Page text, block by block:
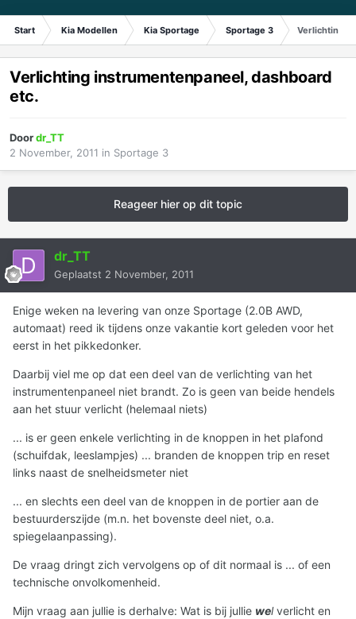
Start Kia Modellen Kia Sportage Sportage 3 Verlichting
Verlichting instrumentenpaneel, dashboard
etc.
Doordr_TT
2 November, 2011 in Sportage 3
Reageer hier op dit topic
dr_TT
Geplaatst 2 November, 2011
Enige weken na levering van onze Sportage (2.0B AWD,
automaat) reed ik tijdens onze vakantie kort geleden voor het
eerst in het pikkedonker.
Daarbij viel me op dat een deel van de verlichting van het
instrumentenpaneel niet brandt. Zo is geen van beide hendels
aan het stuur verlicht (helemaal niets)
... is er geen enkele verlichting in de knoppen in het plafond
(schuifdak, leeslampjes) ... branden de knoppen trip en reset
links naast de snelheidsmeter niet
... en slechts een deel van de knoppen in de portier aan de
bestuurderszijde (m.n. het bovenste deel niet, o.a.
spiegelaanpassing).
De vraag dringt zich vervolgens op of dit normaal is ... of een
technische onvolkomenheid.
Mijn vraag aan jullie is derhalve: Wat is bij jullie welverlicht en